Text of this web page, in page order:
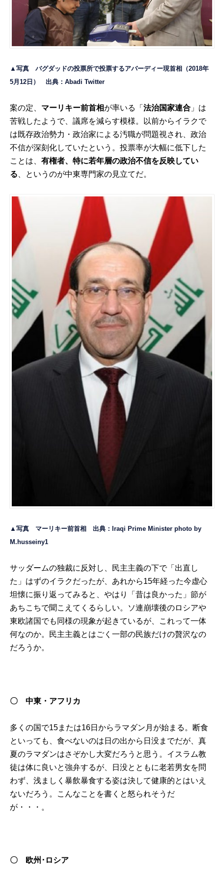
▲写真 バグダッドの投票所で投票するアバーディー現首相（2018年
5月12日） 出典：Abadi Twitter
案の定、 マーリキー前首相が率いる「法治国家連合 」は
苦戦したようで、議席を減らす模様。以前からイラクで
は既存政治勢力・政治家による汚職が問題視され、政治
不信が深刻化していたという。投票率が大幅に低下した
ことは、有権者、特に若年層の政治不信を反映してい
る、というのが中東専門家の見立てだ。
▲写真 マーリキー前首相 出典： Iraqi Prime Ministerphoto by
M.husseiny1
サッダームの独裁に反対し、民主主義の下で「出直し
た」はずのイラクだったが、あれから15年経った今虚心
坦懐に振り返ってみると、やはり「昔は良かった」節が
あちこちで聞こえてくるらしい。ソ連崩壊後のロシアや
東欧諸国でも同様の現象が起きているが、これって一体
何なのか。民主主義とはごく一部の民族だけの贅沢なの
だろうか。
〇 中東・アフリカ
多くの国で15または16日からラマダン月が始まる。断食
といっても、食べないのは日の出から日没までだが、真
夏のラマダンはさぞかし大変だろうと思う。イスラム教
徒は体に良いと強弁するが、日没とともに老若男女を問
わず、浅ましく暴飲暴食する姿は決して健康的とはいえ
ないだろう。こんなことを書くと怒られそうだ
が・・・。
〇 欧州･ロシア